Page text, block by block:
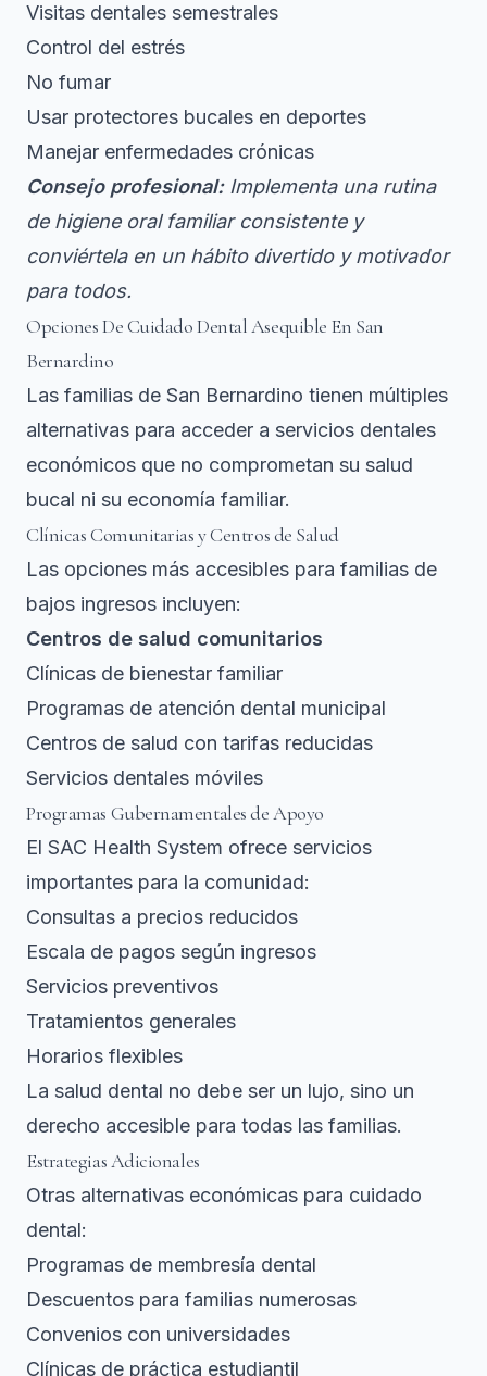
Visitas dentales semestrales
Control del estrés
No fumar
Usar protectores bucales en deportes
Manejar enfermedades crónicas
Consejo profesional: Implementa una rutina
de higiene oral familiar consistente y
conviértela en un hábito divertido y motivador
para todos.
Opciones De Cuidado Dental Asequible En San
Bernardino
Las familias de San Bernardino tienen múltiples
alternativas para acceder a servicios dentales
económicos que no comprometan su salud
bucal ni su economía familiar.
Clínicas Comunitarias y Centros de Salud
Las opciones más accesibles para familias de
bajos ingresos incluyen:
Centros de salud comunitarios
Clínicas de bienestar familiar
Programas de atención dental municipal
Centros de salud con tarifas reducidas
Servicios dentales móviles
Programas Gubernamentales de Apoyo
El SAC Health System ofrece servicios
importantes para la comunidad:
Consultas a precios reducidos
Escala de pagos según ingresos
Servicios preventivos
Tratamientos generales
Horarios flexibles
La salud dental no debe ser un lujo, sino un
derecho accesible para todas las familias.
Estrategias Adicionales
Otras alternativas económicas para cuidado
dental:
Programas de membresía dental
Descuentos para familias numerosas
Convenios con universidades
Clínicas de práctica estudiantil